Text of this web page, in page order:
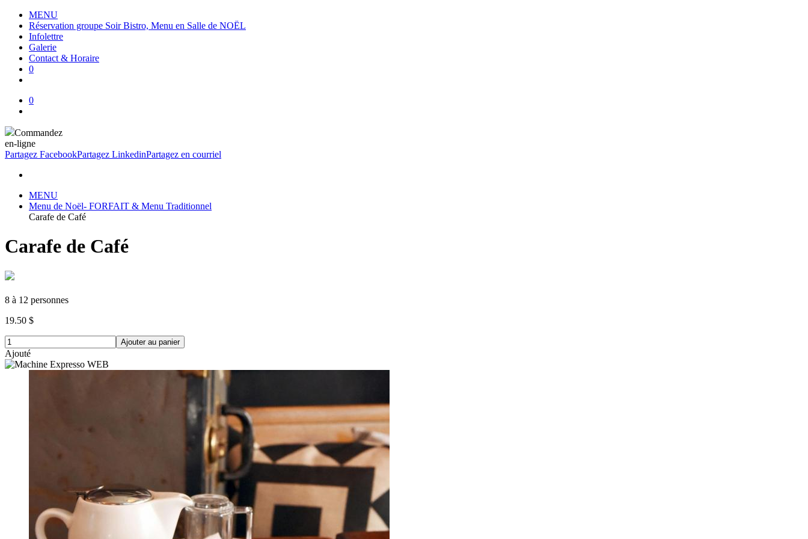
MENU
Réservation groupe Soir Bistro, Menu en Salle de NOËL
Infolettre
Galerie
Contact & Horaire
0
0
Commandez
en-ligne
Partagez FacebookPartagez LinkedinPartagez en courriel
MENU
Menu de Noël- FORFAIT & Menu Traditionnel
Carafe de Café
Carafe de Café
8 à 12 personnes
19.50 $
Ajouter au panier
Ajouté